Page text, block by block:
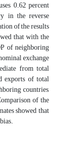
0.62 percent
in the reverse
of the results
that with the
of neighboring
exchange
from total
exports of total
countries,
of the
showed that